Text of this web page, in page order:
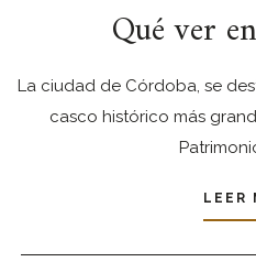
Qué ver
La ciudad de Córdoba, se
casco histórico más
LEER